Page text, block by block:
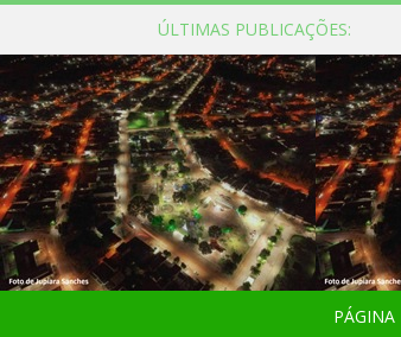
ÚLTIMAS PUBLICAÇÕES:
PÁGINA